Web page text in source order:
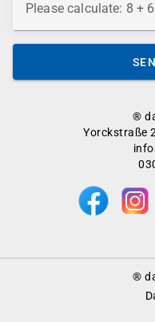
®
Yorckstraße
Please calculate: 8 +
®